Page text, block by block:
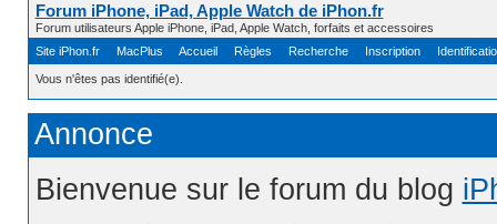
Forum iPhone, iPad, Apple Watch de iPhon.fr
Forum utilisateurs Apple iPhone, iPad, Apple Watch, forfaits et accessoires
Site iPhon.fr
MacPlus Accueil Règles Recherche Inscription
Vous n'êtes pas identifié(e).
Annonce
Bienvenue sur le forum du blog